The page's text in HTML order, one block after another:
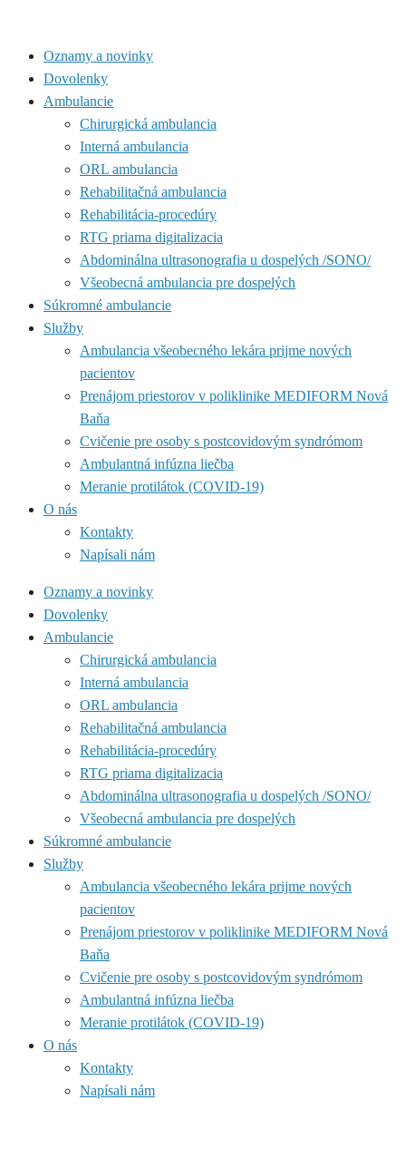
Oznamy a novinky
Dovolenky
Ambulancie
Chirurgická ambulancia
Interná ambulancia
ORL ambulancia
Rehabilitačná ambulancia
Rehabilitácia-procedúry
RTG priama digitalizacia
Abdominálna ultrasonografia u dospelých /SONO/
Všeobecná ambulancia pre dospelých
Súkromné ambulancie
Služby
Ambulancia všeobecného lekára prijme nových
pacientov
Prenájom priestorov v poliklinike MEDIFORM Nová
Baňa
Cvičenie pre osoby s postcovidovým syndrómom
Ambulantná infúzna liečba
Meranie protilátok (COVID-19)
O nás
Kontakty
Napísali nám
Oznamy a novinky
Dovolenky
Ambulancie
Chirurgická ambulancia
Interná ambulancia
ORL ambulancia
Rehabilitačná ambulancia
Rehabilitácia-procedúry
RTG priama digitalizacia
Abdominálna ultrasonografia u dospelých /SONO/
Všeobecná ambulancia pre dospelých
Súkromné ambulancie
Služby
Ambulancia všeobecného lekára prijme nových
pacientov
Prenájom priestorov v poliklinike MEDIFORM Nová
Baňa
Cvičenie pre osoby s postcovidovým syndrómom
Ambulantná infúzna liečba
Meranie protilátok (COVID-19)
O nás
Kontakty
Napísali nám